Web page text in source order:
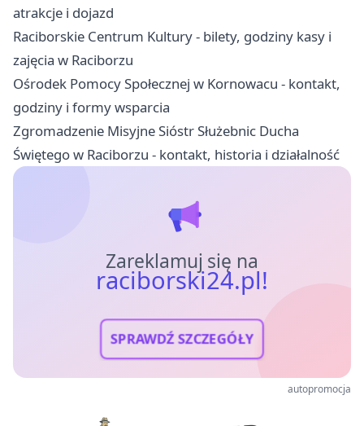
atrakcje i dojazd
Raciborskie Centrum Kultury - bilety, godziny kasy i
zajęcia w Raciborzu
Ośrodek Pomocy Społecznej w Kornowacu - kontakt,
godziny i formy wsparcia
Zgromadzenie Misyjne Sióstr Służebnic Ducha
Świętego w Raciborzu - kontakt, historia i działalność
Zareklamuj się na
raciborski24.pl!
SPRAWDŹ SZCZEGÓŁY
autopromocja